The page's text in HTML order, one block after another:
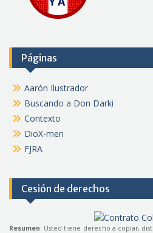
Páginas
Aarón Ilustrador
Buscando a Don Darki
Contexto
DioX-men
FJRA
Cesión de derechos
Resumen: Usted tiene derecho a copiar,